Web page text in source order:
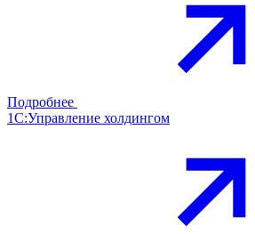
Подробнее
1С:Управление холдингом